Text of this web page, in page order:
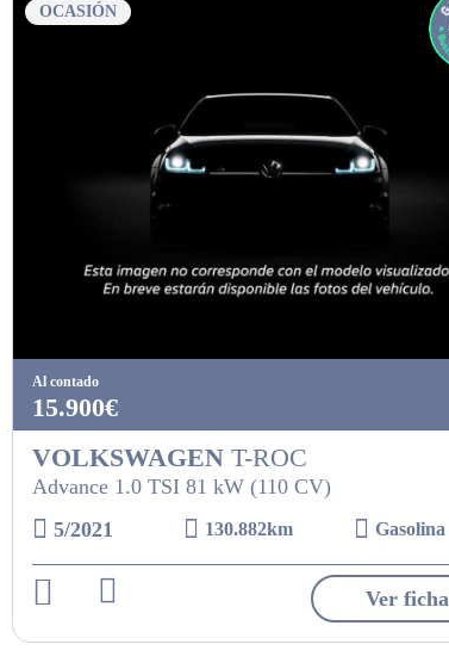
OCASIÓN
Al contado
15.900€
VOLKSWAGENT-ROC
Advance 1.0 TSI 81 kW (110 CV)
5/2021
130.882km Gasolina
Ver ficha